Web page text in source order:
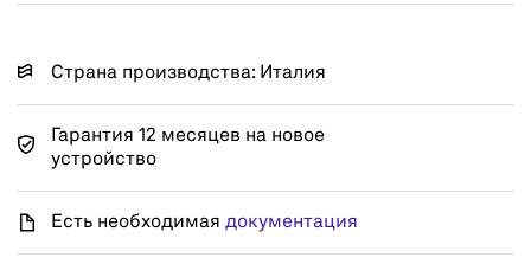
Страна производства: Италия
Гарантия 12 месяцев на новое
устройство
Есть необходимая документация